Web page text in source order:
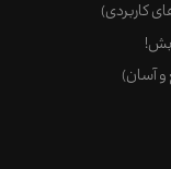
کاربردی)